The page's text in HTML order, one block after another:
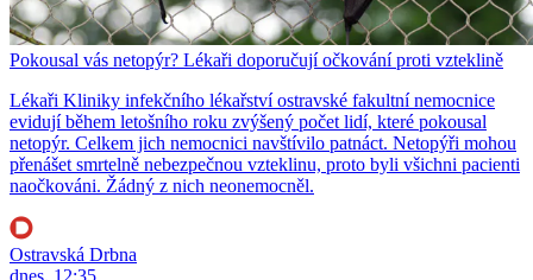
Pokousal vás netopýr? Lékaři doporučují očkování proti vzteklině
Lékaři Kliniky infekčního lékařství ostravské fakultní nemocnice
evidují během letošního roku zvýšený počet lidí, které pokousal
netopýr. Celkem jich nemocnici navštívilo patnáct. Netopýři mohou
přenášet smrtelně nebezpečnou vzteklinu, proto byli všichni pacienti
naočkováni. Žádný z nich neonemocněl.
Ostravská Drbna
dnes, 12:35